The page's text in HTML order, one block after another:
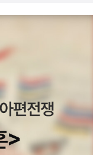
문에 언급할 새도
보지도 못했다. 책욕
에서 멀어지면 좋은
던 것처럼 애초에 세
선이라는 나라도 있
해보면 그냥 경험적으
생각이 들었기 때
이 높은 나라니 이
필요가 있으려나.(2)
강의』를 중점적으
사는 세계는 어떤 곳
종규 선생님을(특히
생각... 생활밀착형
아???!! 혹시 대파값
으신가요... 사실 저
기 있다. 그들은 일과
능의 사회가 조금이
쯤은 '초짜 사회학도'의